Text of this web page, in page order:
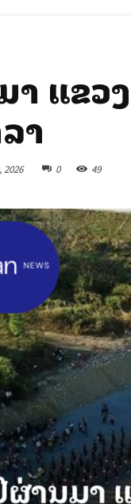
ແຂວ
າ
0 49